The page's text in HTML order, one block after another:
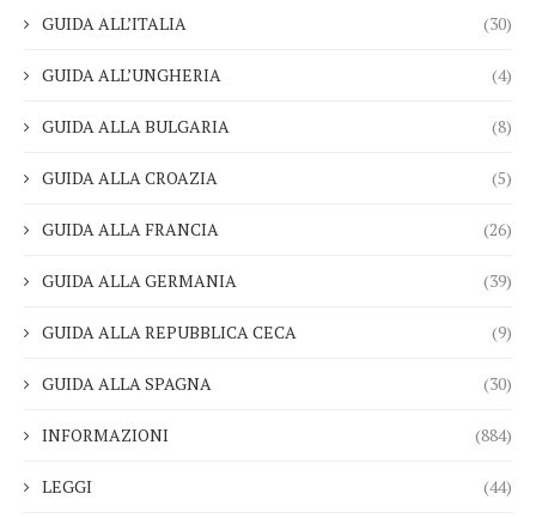
GUIDA ALL’ITALIA (30)
GUIDA ALL’UNGHERIA (4)
GUIDA ALLA BULGARIA (8)
GUIDA ALLA CROAZIA (5)
GUIDA ALLA FRANCIA (26)
GUIDA ALLA GERMANIA (39)
GUIDA ALLA REPUBBLICA CECA (9)
GUIDA ALLA SPAGNA (30)
INFORMAZIONI (884)
LEGGI (44)